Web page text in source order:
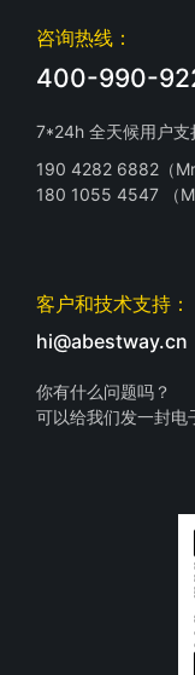
咨询热线：
400-990-
7*24h 全天候用户支
190 4282 6882（
180 1055 4547 （
客户和技术支持：
hi@abestway.cn
你有什么问题吗？
可以给我们发一封电